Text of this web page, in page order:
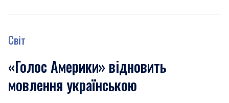
Світ
«Голос Америки» відновить
мовлення українською